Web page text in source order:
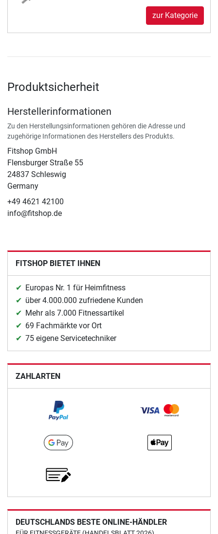
zur Kategorie
Produktsicherheit
Herstellerinformationen
Zu den Herstellungsinformationen gehören die Adresse und
zugehörige Informationen des Herstellers des Produkts.
Fitshop GmbH
Flensburger Straße 55
24837 Schleswig
Germany
+49 4621 42100
info@fitshop.de
FITSHOP BIETET IHNEN
Europas Nr. 1 für Heimfitness
über 4.000.000 zufriedene Kunden
Mehr als 7.000 Fitnessartikel
69 Fachmärkte vor Ort
75 eigene Servicetechniker
ZAHLARTEN
DEUTSCHLANDS BESTE ONLINE-HÄNDLER